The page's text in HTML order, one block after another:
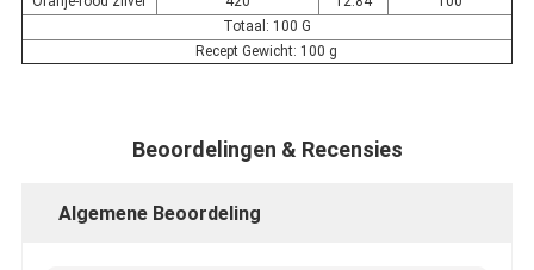
Totaal: 100 G
Recept Gewicht: 100 g
Beoordelingen & Recensies
Algemene Beoordeling